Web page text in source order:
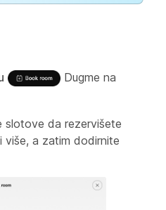
Dugme na
slotove da rezervišete
više, a zatim dodirnite